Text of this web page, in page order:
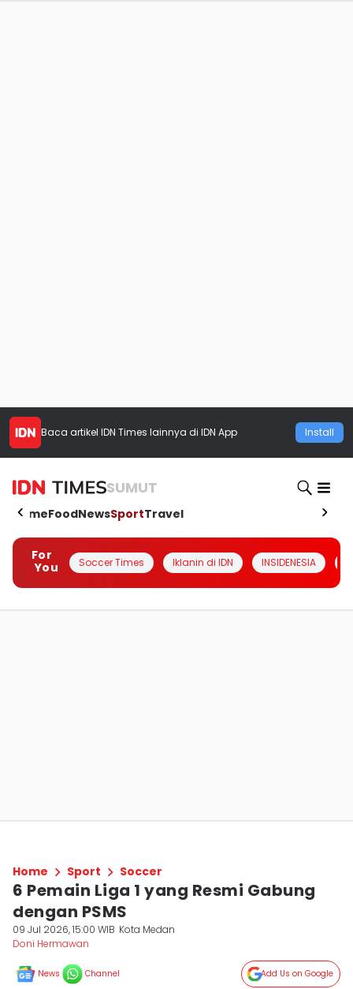
Baca artikel IDN Times lainnya di IDN App Install
SUMUT
HomeFoodNewsSportTravel
For
You
Soccer Times Iklanin di IDN INSIDENESIA
Home Sport Soccer
6 Pemain Liga 1 yang Resmi Gabung
dengan PSMS
09 Jul 2026, 15:00 WIB Kota Medan
Doni Hermawan
News Channel Add Us on Google